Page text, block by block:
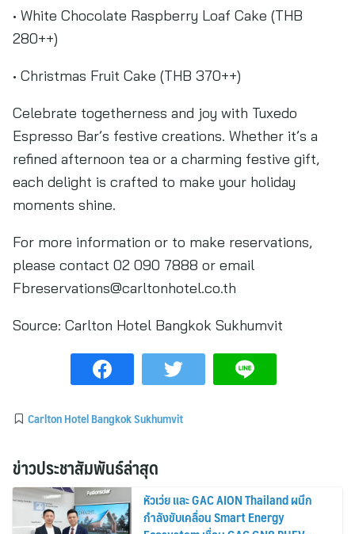
• White Chocolate Raspberry Loaf Cake (THB
280++)
• Christmas Fruit Cake (THB 370++)
Celebrate togetherness and joy with Tuxedo
Espresso Bar’s festive creations. Whether it’s a
refined afternoon tea or a charming festive gift,
each delight is crafted to make your holiday
moments shine.
For more information or to make reservations,
please contact 02 090 7888 or email
Fbreservations@carltonhotel.co.th
Source: Carlton Hotel Bangkok Sukhumvit
Carlton Hotel Bangkok Sukhumvit
ข่าวประชาสัมพันธ์ล่าสุด
หัวเว่ย และ GAC AION Thailand ผนึก
กำลังขับเคลื่อน Smart Energy